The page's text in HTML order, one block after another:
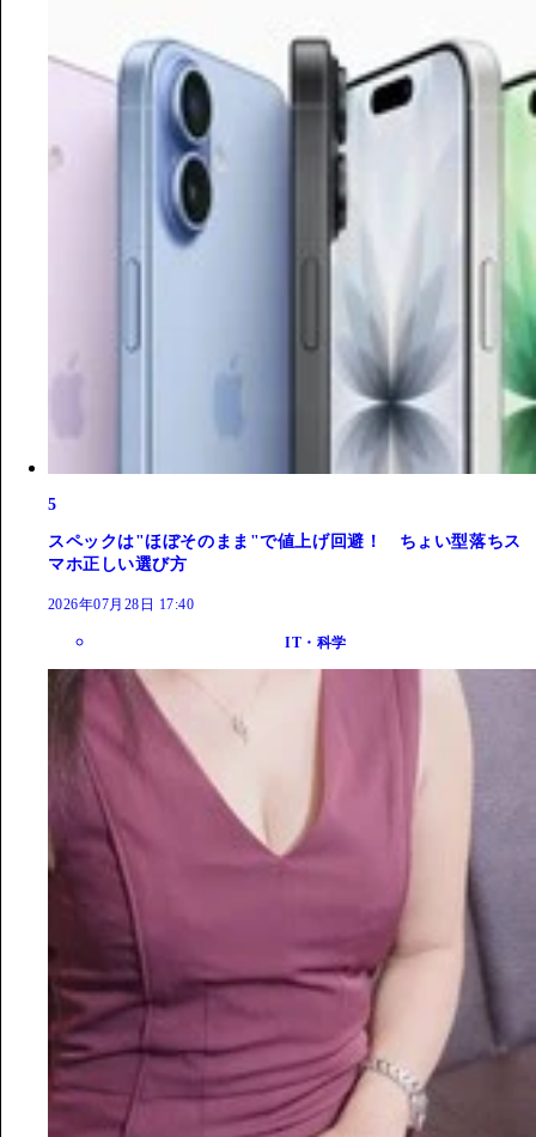
5
スペックは"ほぼそのまま"で値上げ回避！ ちょい型落ちス
マホ正しい選び方
2026年07月28日 17:40
IT・科学